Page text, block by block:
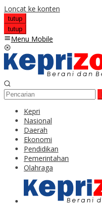
Loncat ke konten
tutup
tutup
Menu Mobile
Kepri
Nasional
Daerah
Ekonomi
Pendidikan
Pemerintahan
Olahraga